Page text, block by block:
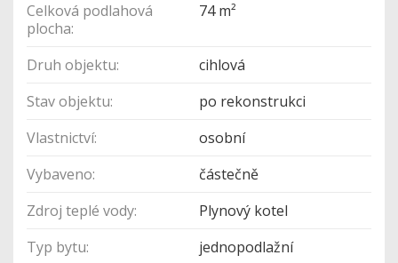
Celková podlahová
plocha:
74 m²
Druh objektu:
cihlová
Stav objektu:
po rekonstrukci
Vlastnictví:
osobní
Vybaveno:
částečně
Zdroj teplé vody:
Plynový kotel
Typ bytu:
jednopodlažní